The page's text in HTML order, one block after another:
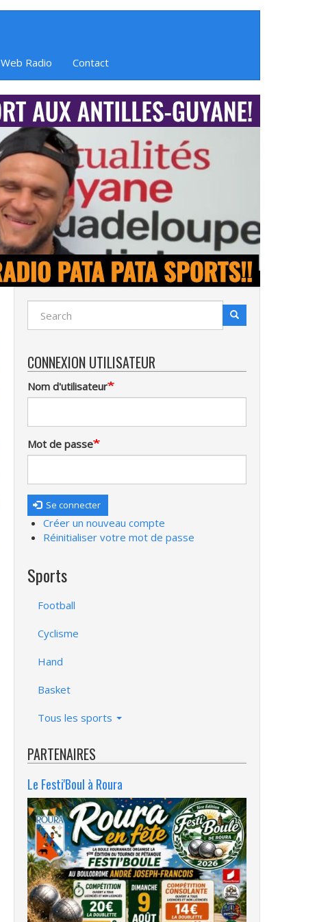
Web Radio Contact
Recherche Search
CONNEXION UTILISATEUR
Nom d'utilisateur
Mot de passe
Se connecter
Créer un nouveau compte
Réinitialiser votre mot de passe
Sports
Football
Cyclisme
Hand
Basket
Tous les sports
PARTENAIRES
Le Festi'Boul à Roura